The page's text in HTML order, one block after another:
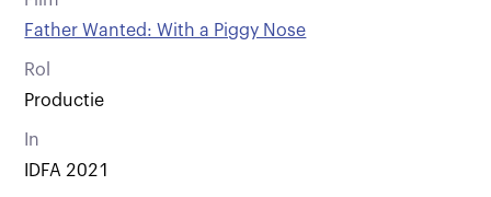
Father Wanted: With a Piggy Nose
Rol
Productie
In
IDFA 2021